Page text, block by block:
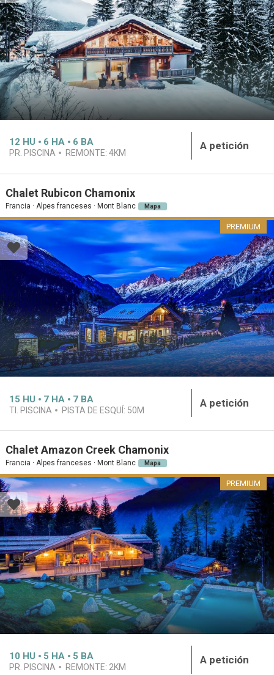
12 HU 6 HA 6 BA
PR. PISCINA REMONTE: 4KM
A petición
Chalet Rubicon Chamonix
Francia · Alpes franceses · Mont Blanc Mapa
PREMIUM
15 HU 7 HA 7 BA
TI. PISCINA PISTA DE ESQUÍ: 50M
A petición
Chalet Amazon Creek Chamonix
Francia · Alpes franceses · Mont Blanc Mapa
PREMIUM
10 HU 5 HA 5 BA
PR. PISCINA REMONTE: 2KM
A petición